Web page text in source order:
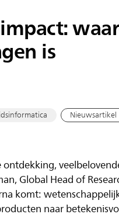
is
Nieuwsartikel
Global Head of
komt:
naar